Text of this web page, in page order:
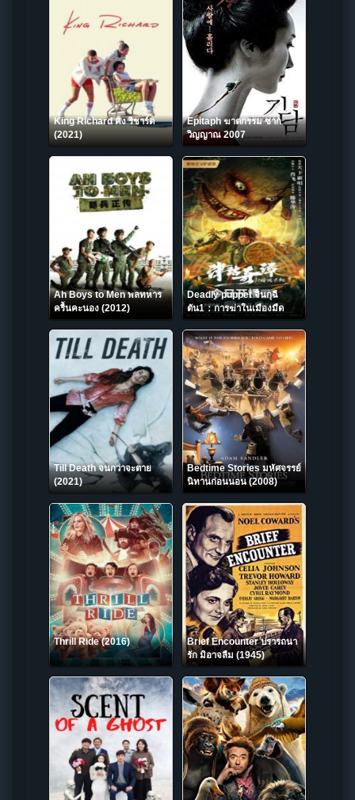
King Richard คิง ริชาร์ด
(2021)
Epitaph ฆาตกรรม ซาก
วิญญาณ 2007
Ah Boys to Men พลทหาร
ครื้นคะนอง (2012)
Deadly puppet จินกุฉี
ตัน1：การฆ่าในเมืองมืด
(2021)
Till Death จนกว่าจะตาย
(2021)
Bedtime Stories มหัศจรรย์
นิทานก่อนนอน (2008)
Thrill Ride (2016)
Brief Encounter ปรารถนา
รัก มิอาจลืม (1945)